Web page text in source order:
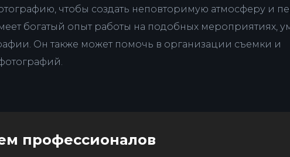
чтобы создать неповторимую атмосферу и
богатый опыт работы на подобных мероприятиях,
Он также может помочь в организации съемки и
профессионалов